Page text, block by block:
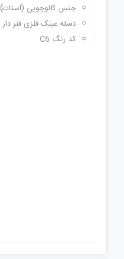
جنس کائوچویی (استات)
دسته عینک فلزی فنر دار
کد رنگ C6